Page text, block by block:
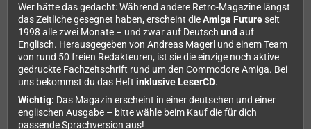
Wer hätte das gedacht: Während andere Retro-Magazine längst
das Zeitliche gesegnet haben, erscheint dieAmiga Futureseit
1998 alle zwei Monate – und zwar auf Deutsch und auf
Englisch. Herausgegeben von Andreas Magerl und einem Team
von rund 50 freien Redakteuren, ist sie die einzige noch aktive
gedruckte Fachzeitschrift rund um den Commodore Amiga. Bei
uns bekommst du das Heft inklusive LeserCD.
Wichtig: Das Magazin erscheint in einer deutschen und einer
englischen Ausgabe – bitte wähle beim Kauf die für dich
passende Sprachversion aus!